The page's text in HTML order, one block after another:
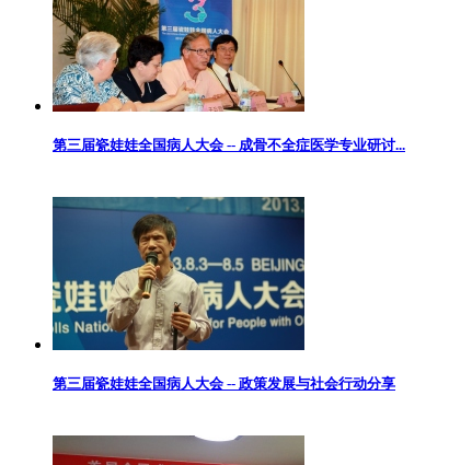
第三届瓷娃娃全国病人大会 -- 成骨不全症医学专业研讨...
第三届瓷娃娃全国病人大会 -- 政策发展与社会行动分享